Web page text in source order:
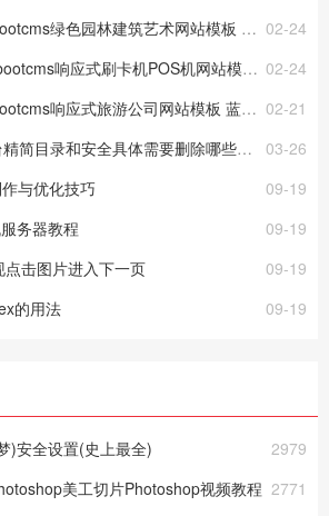
02-24
园林建筑艺术网站模板 花卉园艺网站源码下载
02-24
应式刷卡机POS机网站模板 无线支付设备网站源码
02-21
式旅游公司网站模板 蓝色宽屏旅行社网站源码下载
03-26
目录和安全具体需要删除哪些文件？
09-19
与优化技巧
09-19
务器教程
09-19
击图片进入下一页
09-19
的用法
2979
)安全设置(史上最全)
2771
美工切片Photoshop视频教程